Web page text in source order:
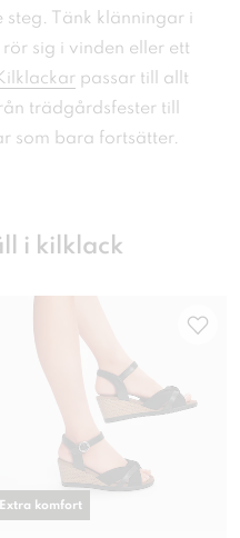
Tänk klänningar i
sig i vinden eller ett
passar till allt
trädgårdsfester till
som bara fortsätter.
i kilklack
Extra komfort